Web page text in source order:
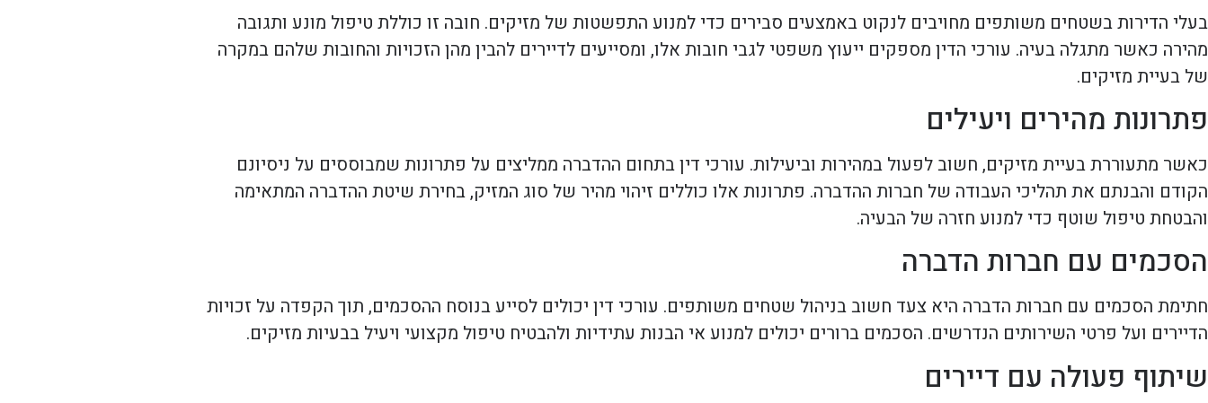
בעלי הדירות בשטחים משותפים מחויבים לנקוט באמצעים סבירים כדי למנוע התפשטות של מזיקים. חובה זו כוללת טיפול מונע ותגובה
מהירה כאשר מתגלה בעיה. עורכי הדין מספקים ייעוץ משפטי לגבי חובות אלו, ומסייעים לדיירים להבין מהן הזכויות והחובות שלהם במקרה
של בעיית מזיקים.
פתרונות מהירים ויעילים
כאשר מתעוררת בעיית מזיקים, חשוב לפעול במהירות וביעילות. עורכי דין בתחום ההדברה ממליצים על פתרונות שמבוססים על ניסיונם
הקודם והבנתם את תהליכי העבודה של חברות ההדברה. פתרונות אלו כוללים זיהוי מהיר של סוג המזיק, בחירת שיטת ההדברה המתאימה
והבטחת טיפול שוטף כדי למנוע חזרה של הבעיה.
הסכמים עם חברות הדברה
חתימת הסכמים עם חברות הדברה היא צעד חשוב בניהול שטחים משותפים. עורכי דין יכולים לסייע בנוסח ההסכמים, תוך הקפדה על זכויות
הדיירים ועל פרטי השירותים הנדרשים. הסכמים ברורים יכולים למנוע אי הבנות עתידיות ולהבטיח טיפול מקצועי ויעיל בבעיות מזיקים.
שיתוף פעולה עם דיירים